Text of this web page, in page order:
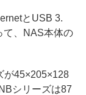
とUSB 3.
て、NAS本体の
45×205×128
シリーズは87